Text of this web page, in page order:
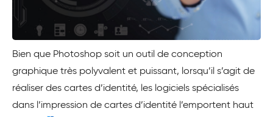
Bien que Photoshop soit un outil de conception
graphique très polyvalent et puissant, lorsqu’il s’agit de
réaliser des cartes d’identité, les logiciels spécialisés
dans l’impression de cartes d’identité l’emportent haut